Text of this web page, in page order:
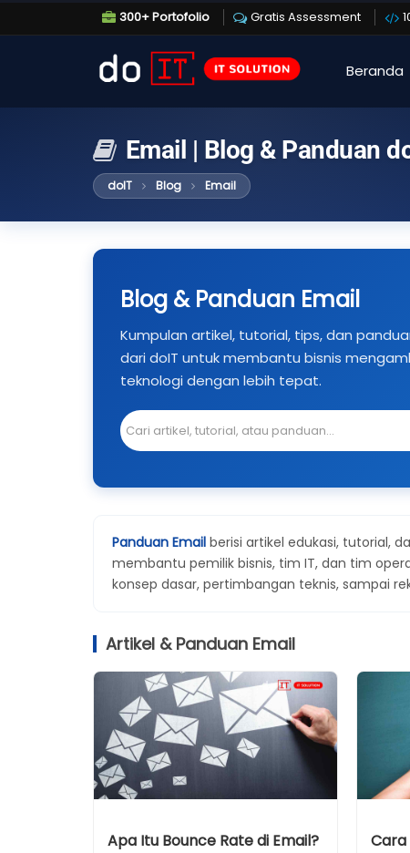
300+ Portofolio Gratis Assessment
Beranda
Email | Blog & Panduan
doIT Blog Email
Blog & Panduan Email
Kumpulan artikel, tutorial, tips, dan
dari doIT untuk membantu bisnis
teknologi dengan lebih tepat.
Panduan Email berisi artikel edukasi, tutorial,
membantu pemilik bisnis, tim IT, dan tim
konsep dasar, pertimbangan teknis, sampai
Artikel & Panduan Email
Apa Itu Bounce Rate di Email?